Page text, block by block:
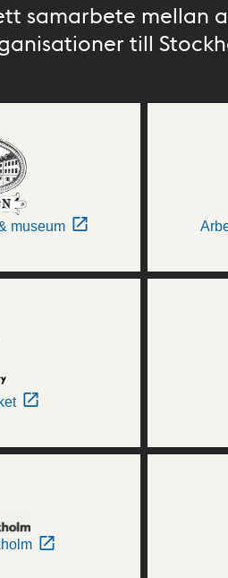
samarbete mellan
till
museum